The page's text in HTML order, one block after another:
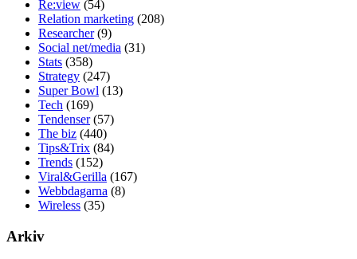
Re:view (54)
Relation marketing (208)
Researcher(9)
Social net/media (31)
Stats (358)
Strategy (247)
Super Bowl (13)
Tech (169)
Tendenser(57)
The biz (440)
Tips&Trix (84)
Trends (152)
Viral&Gerilla (167)
Webbdagarna (8)
Wireless (35)
Arkiv